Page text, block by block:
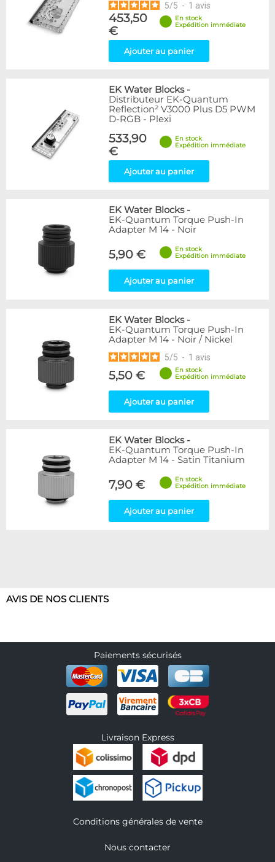
5/5 - 1 avis
453,50
€
En stock
Expédition immédiate
Ajouter au panier
EK Water Blocks-
Distributeur EK-Quantum
Reflection² V3000 Plus D5 PWM
D-RGB - Plexi
533,90
€
En stock
Expédition immédiate
Ajouter au panier
EK Water Blocks-
EK-Quantum Torque Push-In
Adapter M 14 - Noir
5,90 €
En stock
Expédition immédiate
Ajouter au panier
EK Water Blocks-
EK-Quantum Torque Push-In
Adapter M 14 - Noir / Nickel
5/5 - 1 avis
5,50 €
En stock
Expédition immédiate
Ajouter au panier
EK Water Blocks-
EK-Quantum Torque Push-In
Adapter M 14 - Satin Titanium
7,90 €
En stock
Expédition immédiate
Ajouter au panier
AVIS DE NOS CLIENTS
Paiements sécurisés
Livraison Express
Conditions générales de vente
Nous contacter